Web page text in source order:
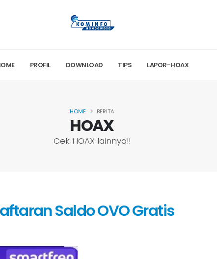
PROFIL DOWNLOAD TIPS LAPOR-HOAX
HOAX
Cek HOAX lainnya!!
HOME BERITA
Saldo OVO Gratis